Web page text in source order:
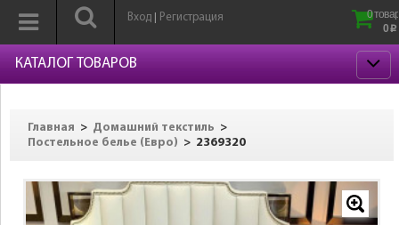
Вход Регистрация
0
0 p
КАТАЛОГ ТОВАРОВ
Главная > Домашний текстиль >
Постельное белье (Евро) > 2369320